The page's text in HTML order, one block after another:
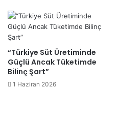
“Türkiye Süt Üretiminde
Güçlü Ancak Tüketimde
Bilinç Şart”
1 Haziran 2026